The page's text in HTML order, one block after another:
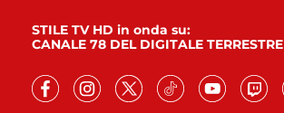
STILE TV HD in onda su:
CANALE 78 DEL DIGITALE TERRESTRE